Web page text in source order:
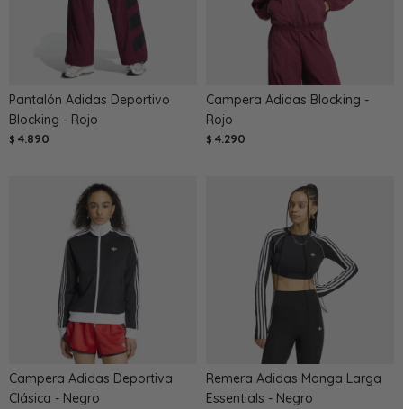
Pantalón Adidas Deportivo
Blocking - Rojo
$ 4.890
Campera Adidas Blocking -
Rojo
$ 4.290
Campera Adidas Deportiva
Clásica - Negro
Remera Adidas Manga Larga
Essentials - Negro